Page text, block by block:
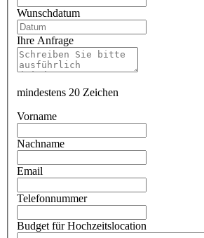
Wunschdatum
Ihre Anfrage
mindestens 20 Zeichen
Vorname
Nachname
Email
Telefonnummer
Budget für Hochzeitslocation